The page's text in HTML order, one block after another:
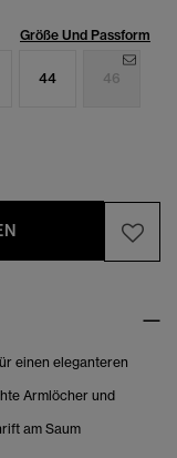
Größe Und Passform
44 46
einen eleganteren
Armlöcher und
am Saum